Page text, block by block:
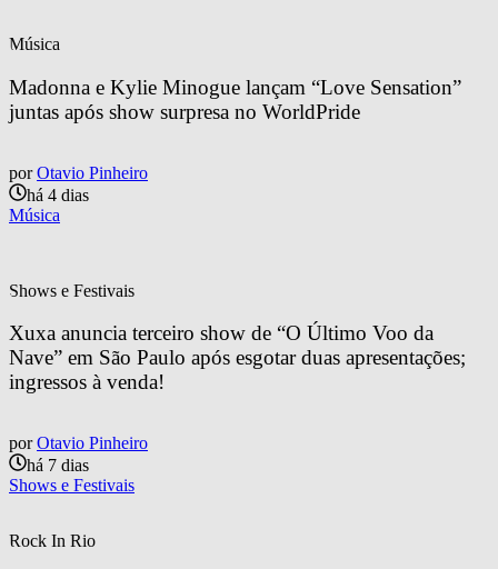
Música
Madonna e Kylie Minogue lançam “Love Sensation”
juntas após show surpresa no WorldPride
por Otavio Pinheiro
há 4 dias
Música
Shows e Festivais
Xuxa anuncia terceiro show de “O Último Voo da
Nave” em São Paulo após esgotar duas apresentações;
ingressos à venda!
por Otavio Pinheiro
há 7 dias
Shows e Festivais
Rock In Rio